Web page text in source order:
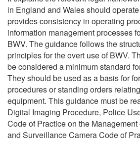
in England and Wales should
provides consistency in operating
information management processes
BWV. The guidance follows the
principles for the overt use of BWV.
be considered a minimum standard
They should be used as a basis for
procedures or standing orders
equipment. This guidance must be
Digital Imaging Procedure, Police
Code of Practice on the
and Surveillance Camera Code of